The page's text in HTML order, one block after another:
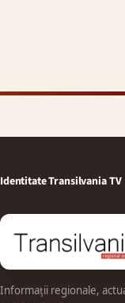
Identitate Transilvania TV
Informații regionale,